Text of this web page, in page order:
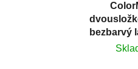
bezbarvý